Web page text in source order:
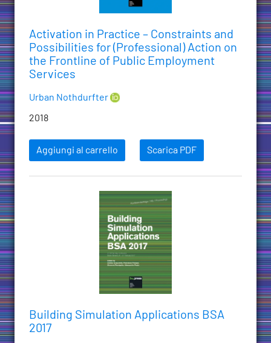
Activation in Practice – Constraints and
Possibilities for (Professional) Action on
the Frontline of Public Employment
Services
Urban Nothdurfter
2018
Aggiungi al carrello Scarica PDF
Building Simulation Applications BSA
2017